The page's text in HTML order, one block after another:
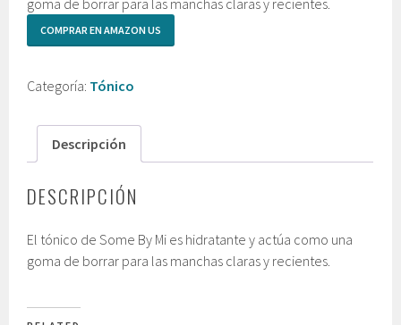
goma de borrar para las manchas claras y recientes.
COMPRAR EN AMAZON US
Categoría: Tónico
Descripción
DESCRIPCIÓN
El tónico de Some By Mi es hidratante y actúa como una
goma de borrar para las manchas claras y recientes.